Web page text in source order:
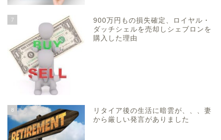
7
900万円もの損失確定、ロイヤル・
ダッチシェルを売却しシェブロンを
購入した理由
8
リタイア後の生活に暗雲が、、、妻
から厳しい発言がありました